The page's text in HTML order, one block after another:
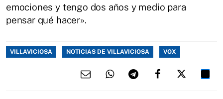
emociones y tengo dos años y medio para
pensar qué hacer».
VILLAVICIOSA NOTICIAS DE VILLAVICIOSA VOX